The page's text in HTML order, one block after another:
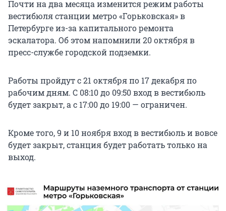
Почти на два месяца изменится режим работы
вестибюля станции метро «Горьковская» в
Петербурге из-за капитального ремонта
эскалатора. Об этом напомнили 20 октября в
пресс-службе городской подземки.
Работы пройдут с 21 октября по 17 декабря по
рабочим дням. С 08:10 до 09:50 вход в вестибюль
будет закрыт, а с 17:00 до 19:00 — ограничен.
Кроме того, 9 и 10 ноября вход в вестибюль и вовсе
будет закрыт, станция будет работать только на
выход.